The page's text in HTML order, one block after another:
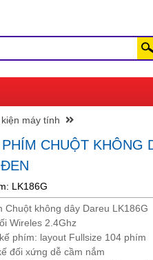
máy tính
CHUỘT KHÔNG
LK186G
Chuột không dây Dareu LK186G
Wireles 2.4Ghz
phím: layout Fullsize 104 phím
đối xứng dễ cầm nắm